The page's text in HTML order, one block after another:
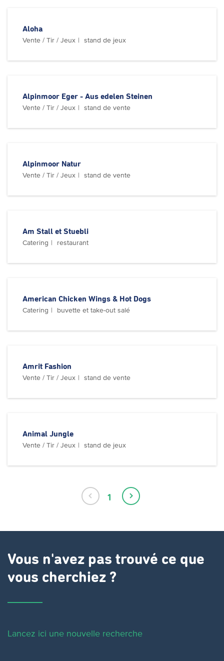
Aloha
Vente / Tir / Jeux stand de jeux
Alpinmoor Eger - Aus edelen Steinen
Vente / Tir / Jeux stand de vente
Alpinmoor Natur
Vente / Tir / Jeux stand de vente
Am Stall et Stuebli
Catering restaurant
American Chicken Wings & Hot Dogs
Catering buvette et take-out salé
Amrit Fashion
Vente / Tir / Jeux stand de vente
Animal Jungle
Vente / Tir / Jeux stand de jeux
Page
précédentePage
1
Page
Vous n'avez pas trouvé ce que
vous cherchiez ?
Lancez ici une nouvelle recherche